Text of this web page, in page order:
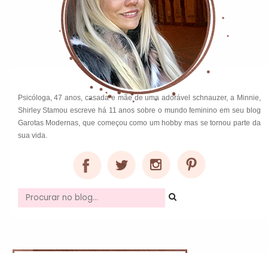
Psicóloga, 47 anos, casada e mãe de uma adorável schnauzer, a Minnie,
Shirley Stamou escreve há 11 anos sobre o mundo feminino em seu blog
Garotas Modernas, que começou como um hobby mas se tornou parte da
sua vida.